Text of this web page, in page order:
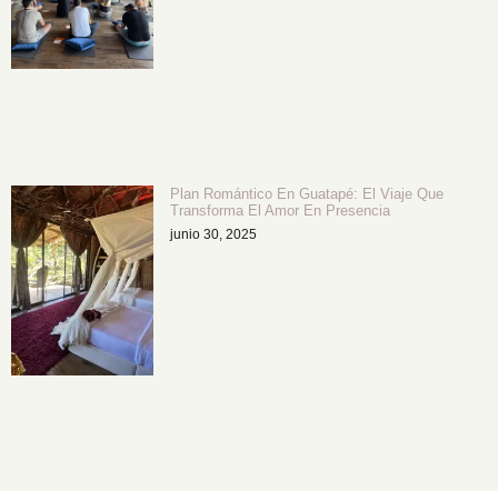
Plan Romántico En Guatapé: El Viaje Que
Transforma El Amor En Presencia
junio 30, 2025